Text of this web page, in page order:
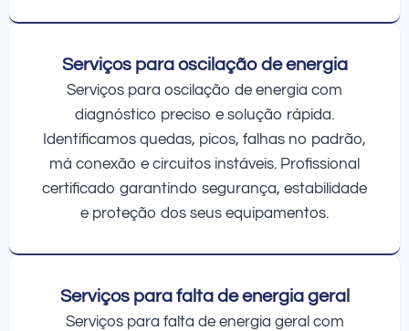
Serviços para oscilação de energia
Serviços para oscilação de energia com
diagnóstico preciso e solução rápida.
Identificamos quedas, picos, falhas no padrão,
má conexão e circuitos instáveis. Profissional
certificado garantindo segurança, estabilidade
e proteção dos seus equipamentos.
Serviços para falta de energia geral
Serviços para falta de energia geral com